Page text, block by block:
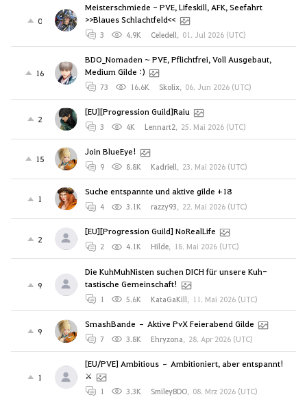
0
Meisterschmiede - PVE, Lifeskill, AFK, Seefahrt
>>Blaues Schlachtfeld<<
3 4.9K Celedell, 01. Jul 2026 (UTC)
16
BDO_Nomaden ~ PVE, Pflichtfrei, Voll Ausgebaut,
Medium Gilde :)
73 16.6K Skolix, 06. Jun 2026 (UTC)
2
[EU][Progression Guild]Raiu
3 4K Lennart2, 25. Mai 2026 (UTC)
15
Join BlueEye!
9 8.8K Kadriell, 23. Mai 2026 (UTC)
1
Suche entspannte und aktive gilde +18
4 3.1K razzy93, 22. Mai 2026 (UTC)
2
[EU][Progression Guild] NoRealLife
2 4.1K Hilde, 18. Mai 2026 (UTC)
9
Die KuhMuhNisten suchen DICH für unsere Kuh-
tastische Gemeinschaft!
1 5.6K KataGaKill, 11. Mai 2026 (UTC)
9
SmashBande – Aktive PvX Feierabend Gilde
7 3.8K Ehryzona, 28. Apr 2026 (UTC)
1
[EU/PVE] Ambitious – Ambitioniert, aber entspannt!
⚔️
1 3.3K SmileyBDO, 08. Mrz 2026 (UTC)